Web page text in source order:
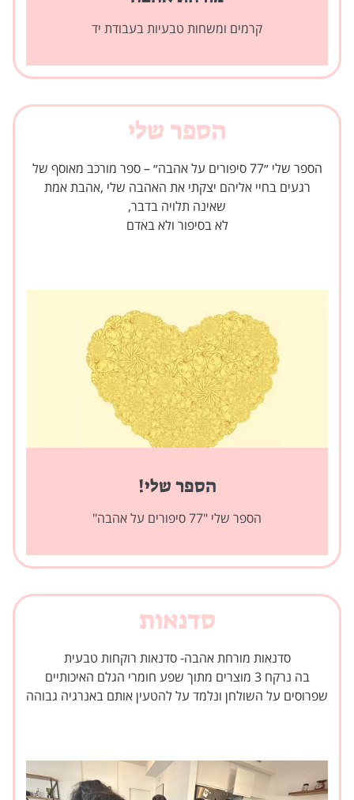
קרמים ומשחות טבעיות בעבודת יד
הספר שלי
הספר שלי ״77 סיפורים על אהבה״ – ספר מורכב מאוסף של
רגעים בחיי אליהם יצקתי את האהבה שלי ,אהבת אמת
שאינה תלויה בדבר,
לא בסיפור ולא באדם
הספר שלי!
הספר שלי "77 סיפורים על אהבה"
סדנאות
סדנאות מורחת אהבה- סדנאות רוקחות טבעית
בה נרקח 3 מוצרים מתוך שפע חומרי הגלם האיכותיים
שפרוסים על השולחן ונלמד על להטעין אותם באנרגיה גבוהה